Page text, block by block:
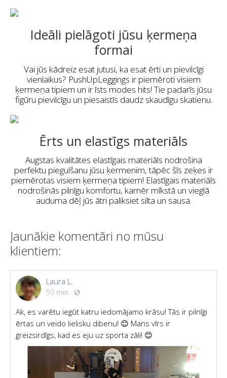
Ideāli pielāgoti jūsu ķermeņa
formai
Vai jūs kādreiz esat jutusi, ka esat ērti un pievilcīgi
vienlaikus? PushUpLeggings ir piemēroti visiem
ķermeņa tipiem un ir īsts modes hits! Tie padarīs jūsu
figūru pievilcīgu un piesaistīs daudz skaudīgu skatienu.
Ērts un elastīgs materiāls
Augstas kvalitātes elastīgais materiāls nodrošina
perfektu piegulšanu jūsu ķermenim, tāpēc šīs zeķes ir
piemērotas visiem ķermeņa tipiem! Elastīgais materiāls
nodrošinās pilnīgu komfortu, kamēr mīkstā un vieglā
auduma dēļ jūs ātri paliksiet silta un sausa.
Jaunākie komentāri no mūsu
klientiem:
Laura L.
50 min ·
Ak, es varētu iegūt katru iedomājamo krāsu! Tās ir pilnīgi
ērtas un veido lielisku dibenu! 😊 Mans vīrs ir
greizsirdīgs, kad es eju uz sporta zāli! 😊